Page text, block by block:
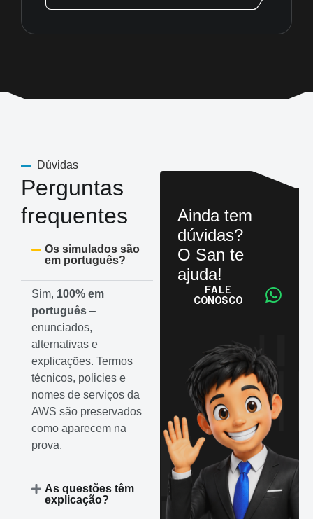
Dúvidas
Perguntas
frequentes
Os simulados são
em português?
Sim, 100% em
português –
enunciados,
alternativas e
explicações. Termos
técnicos, policies e
nomes de serviços da
AWS são preservados
como aparecem na
prova.
As questões têm
explicação?
Ainda tem
dúvidas?
O San te
ajuda!
FALE
CONOSCO